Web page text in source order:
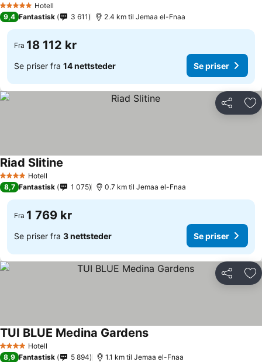
5 Stjerner Hotell
9,4 Fantastisk 3 611 2.4 km til Jemaa el-Fnaa
Fra 18 112 kr
Se priser fra 14 nettsteder Se priser
Del
4 StjernerHotell
Riad Slitine
8,7 Fantastisk 1 075 0.7 km til Jemaa el-Fnaa
Fra 1 769 kr
Se priser fra 3 nettsteder Se priser
Del
4 StjernerHotell
TUI BLUE Medina Gardens
8,9 Fantastisk 5 894 1.1 km til Jemaa el-Fnaa